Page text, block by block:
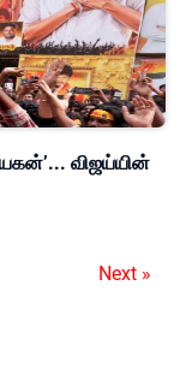
விஜய்யின்
Next »